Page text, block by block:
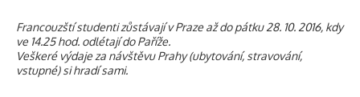
Francouzští studenti zůstávají v Praze až do pátku 28. 10. 2016, kdy
ve 14.25 hod. odlétají do Paříže.
Veškeré výdaje za návštěvu Prahy (ubytování, stravování,
vstupné) si hradí sami.